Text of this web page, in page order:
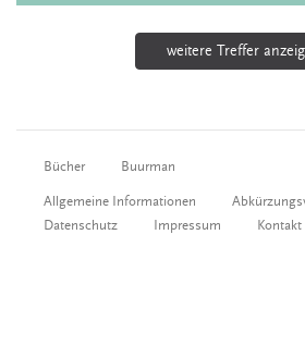
weitere Treffer
Bücher Buurman
Allgemeine Informationen
Datenschutz
Impressum Kontakt